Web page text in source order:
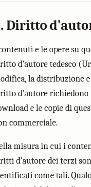
Diritto
e le opere su
d'autore tedesco
la distribuzione
d'autore richiedono
e le copie di
commerciale.
misura in cui i
d'autore dei terzi
come tali.